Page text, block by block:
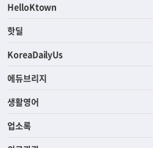
HelloKtown
핫딜
KoreaDailyUs
에듀브리지
생활영어
업소록